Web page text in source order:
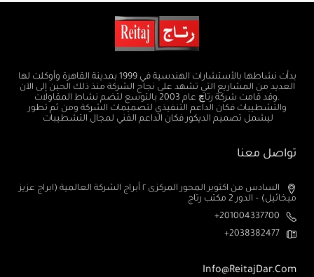
بدأت نشاطها بالأستشارات الهندسية في 1999 بمدينة القاهرة وأوكلت لها
العديد من المشاريع التي تشهد على نجاح الشركة منذ ذلك الحين إلى الآن
.وقد قامت شركة رتاچ عام 2003 بالتوسع لتضم نشاط المقاولات
والتشطيبات فكان الداعم التنفيذي لتصميمات الشركة ومن ثم تطور
ليشمل تصميم الديكور فكان الداعم الفني لمجال التشطيبات
تواصل معنا
السادس من اكتوبر المحور المركزى ٢ أبراج الشركة العالمية (ابراج عزيز
ميخائيل) – الدور 2 مكتب رتاج
201004337700+
2038382477+
Info@ReitajDar.com